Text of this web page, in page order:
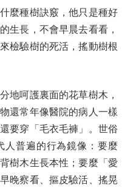
種樹訣竅，他只是種好
生長，不會早晨去看看，
檢驗樹的死活，搖動樹根
呵護裏面的花草樹木，
還常年像醫院的病人一樣
要穿「毛衣毛褲」。世俗
人普遍的行為鏡像：要麼
樹木生長本性；要麼「愛
晚察看、摳皮驗活、搖晃